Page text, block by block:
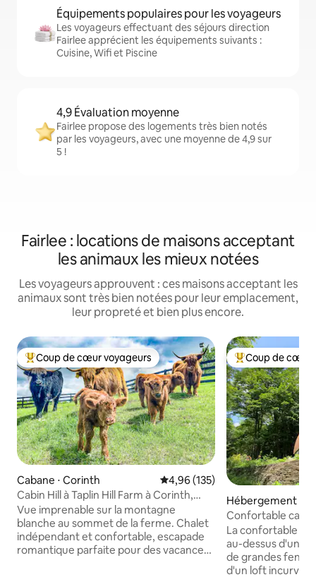
Équipements populaires pour les voyageurs
Les voyageurs effectuant des séjours direction
Fairlee apprécient les équipements suivants :
Cuisine, Wifi et Piscine
4,9 Évaluation moyenne
Fairlee propose des logements très bien notés
par les voyageurs, avec une moyenne de 4,9 sur
5 !
Fairlee : locations de maisons acceptant
les animaux les mieux notées
Les voyageurs approuvent : ces maisons acceptant les
animaux sont très bien notées pour leur emplacement,
leur propreté et bien plus encore.
Coups de cœur voyageurs les plus appréciés
Coup de cœur voyageurs
Cabane ⋅ Corinth Évaluation moyenne sur la
4,96 (135)
Cabin Hill à Taplin Hill Farm à Corinth,
Vermont
Vue imprenable sur la montagne
blanche au sommet de la ferme. Chalet
indépendant et confortable, escapade
romantique parfaite pour des vacances,
Coups de cœur
Coup de cœur
Hébergement ⋅
Confortable
arbres avec
La confortable
au-dessus d'une
de grandes
d'un loft incurvé